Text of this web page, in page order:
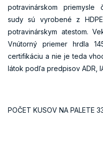
potravinárskom priemysle
sudy sú vyrobené z
potravinárskym atestom.
Vnútorný priemer hrdla
certifikáciu a nie je teda
látok podľa predpisov ADR,
POČET KUSOV NA PALETE